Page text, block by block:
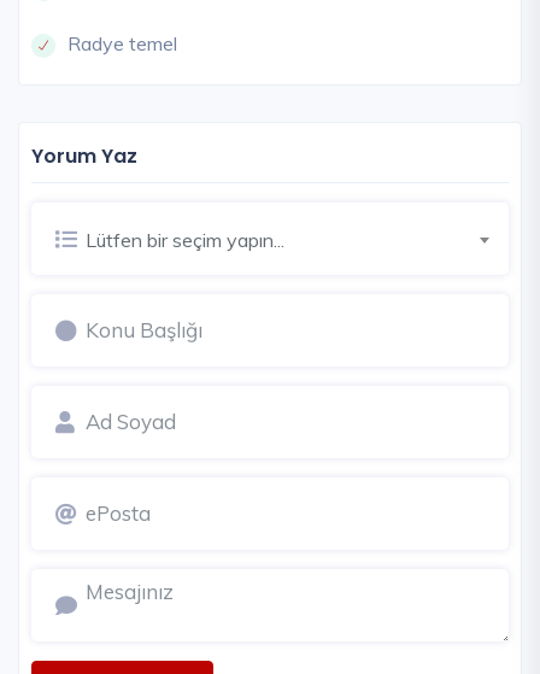
Radye temel
Yorum Yaz
Lütfen bir seçim yapın...